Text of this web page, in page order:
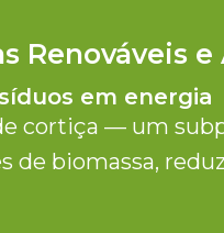
Renováveis
em energia
cortiça — um
de biomassa,